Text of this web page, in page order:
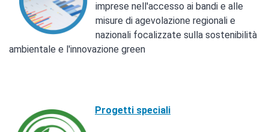
imprese nell'accesso ai bandi e alle
misure di agevolazione regionali e
nazionali focalizzate sulla sostenibilità
ambientale e l'innovazione green
Progetti speciali